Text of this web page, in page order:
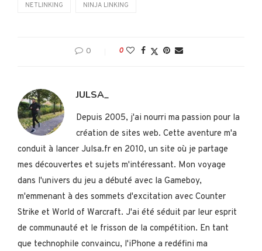
NETLINKING NINJA LINKING
0 0
JULSA_
Depuis 2005, j'ai nourri ma passion pour la
création de sites web. Cette aventure m'a
conduit à lancer Julsa.fr en 2010, un site où je partage
mes découvertes et sujets m'intéressant. Mon voyage
dans l'univers du jeu a débuté avec la Gameboy,
m'emmenant à des sommets d'excitation avec Counter
Strike et World of Warcraft. J'ai été séduit par leur esprit
de communauté et le frisson de la compétition. En tant
que technophile convaincu, l'iPhone a redéfini ma